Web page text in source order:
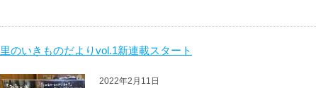
里のいきものだよりvol.1新連載スタート
2022年2月11日